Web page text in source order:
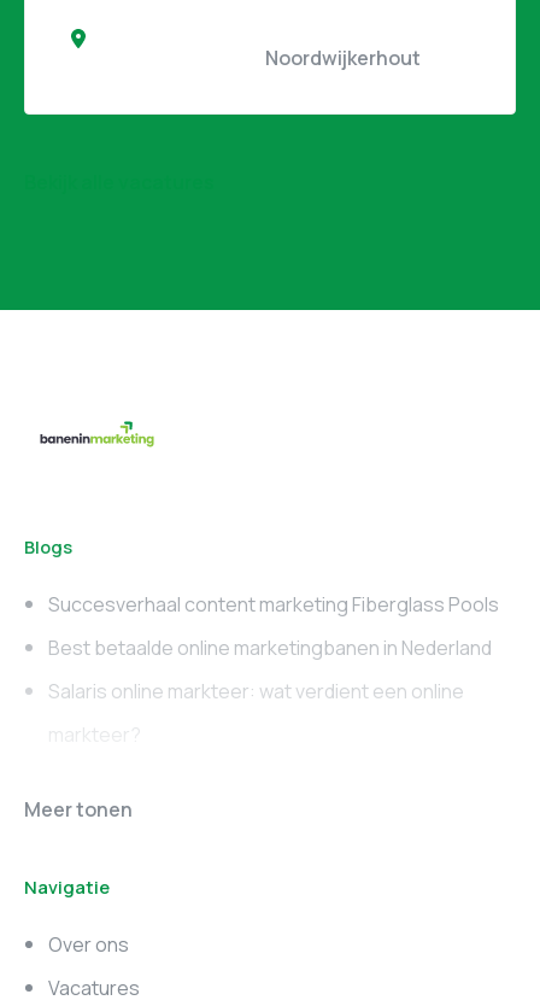
Blogs
Succesverhaal content marketing Fiberglass Pools
Best betaalde online marketingbanen in Nederland
Salaris online markteer: wat verdient een online
markteer?
Online marketing
Marketing vacatures
Zuid-Holland
Marketing vacatures
Meer tonen
Navigatie
Over ons
Vacatures